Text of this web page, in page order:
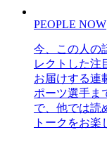
PEOPLE NOW
今、この人の
レクトした注
お届けする連
ポーツ選手ま
で、他では読
トークをお楽